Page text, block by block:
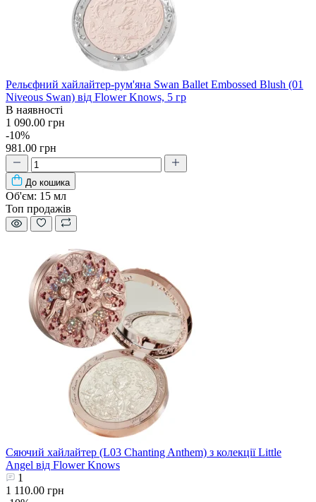
Рельєфний хайлайтер-рум'яна Swan Ballet Embossed Blush (01
Niveous Swan) від Flower Knows, 5 гр
В наявності
1 090.00 грн
-10%
981.00 грн
До кошика
Об'єм: 15 мл
Топ продажів
Сяючий хайлайтер (L03 Chanting Anthem) з колекції Little
Angel від Flower Knows
1
1 110.00 грн